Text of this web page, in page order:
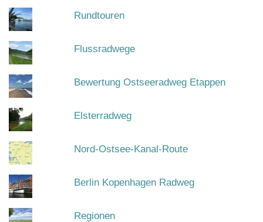
Rundtouren
Flussradwege
Bewertung Ostseeradweg Etappen
Elsterradweg
Nord-Ostsee-Kanal-Route
Berlin Kopenhagen Radweg
Regionen